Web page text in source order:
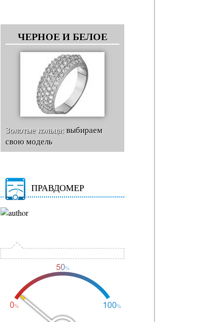
ЧЕРНОЕ И БЕЛОЕ
Золотые кольца:выбираем
свою модель
ПРАВДОМЕР